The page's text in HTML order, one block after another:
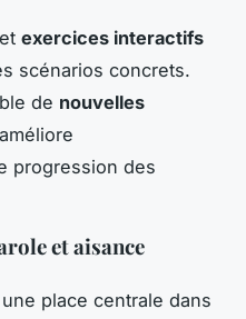
et exercices interactifs
scénarios concrets.
de nouvelles
progression des
et aisance
place centrale dans